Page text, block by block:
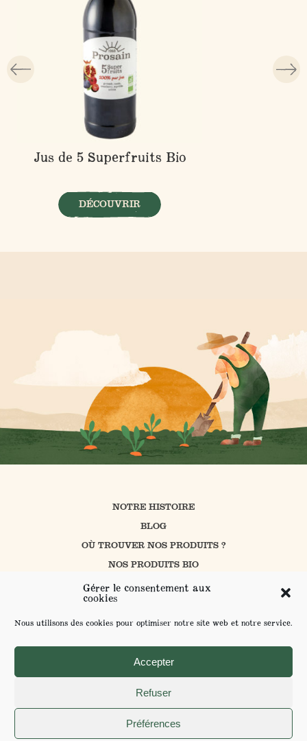
Gérer le consentement aux
cookies
Nous utilisons des cookies pour optimiser notre site web et notre service.
Accepter
Refuser
Préférences
Jus de 5 Superfruits Bio
DÉCOUVRIR
NOTRE HISTOIRE
BLOG
OÙ TROUVER NOS PRODUITS ?
NOS PRODUITS BIO
CUISINER AVEC PROSAIN
NOS ENGAGEMENTS
CONTACT
ENVOYER VOS SUGGESTIONS
MENTIONS LÉGALES ET POLITIQUE DE CONFIDENTIALITÉ
POUR VOTRE SANTÉ MANGEZ AU MOINS 5 FRUITS ET LÉGUMES PAR JOUR -
WWW.MANGERBOUGER.FR